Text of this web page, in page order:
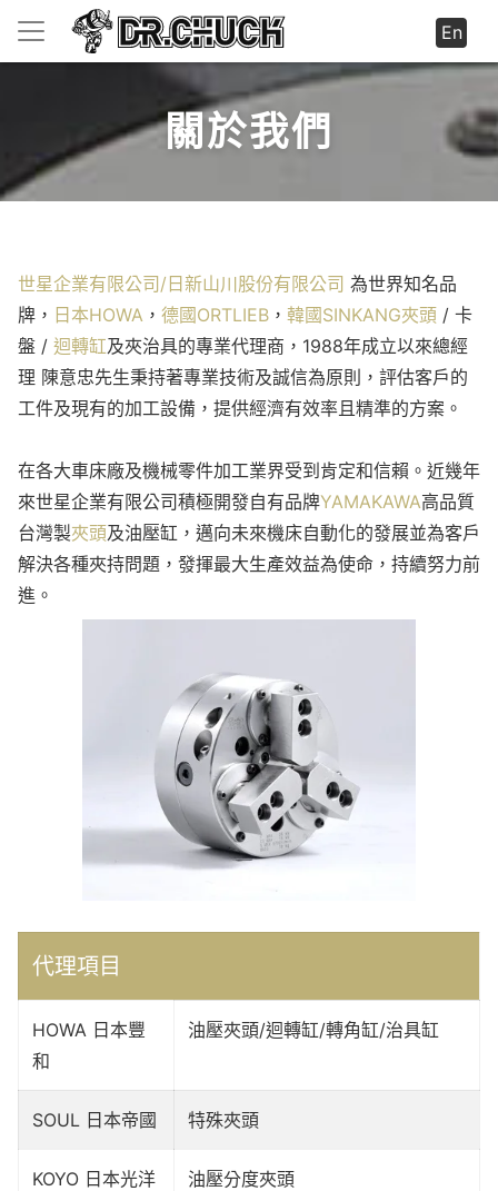
En
關於我們
世星企業有限公司/日新山川股份有限公司 為世界知名品
牌， 日本HOWA ， 德國ORTLIEB ， 韓國SINKANG夾頭 / 卡
盤 / 迴轉缸及夾治具的專業代理商，1988年成立以來總經
理 陳意忠先生秉持著專業技術及誠信為原則，評估客戶的
工件及現有的加工設備，提供經濟有效率且精準的方案。
在各大車床廠及機械零件加工業界受到肯定和信賴。近幾年
來世星企業有限公司積極開發自有品牌YAMAKAWA高品質
台灣製夾頭及油壓缸，邁向未來機床自動化的發展並為客戶
解決各種夾持問題，發揮最大生產效益為使命，持續努力前
進。
代理項目
HOWA 日本豐
和
油壓夾頭/迴轉缸/轉角缸/治具缸
SOUL 日本帝國 特殊夾頭
KOYO 日本光洋 油壓分度夾頭